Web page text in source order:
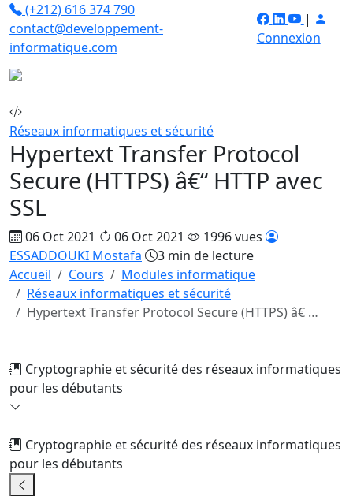
(+212) 616 374 790
contact@developpement-
informatique.com
|
Connexion
Réseaux informatiques et sécurité
Hypertext Transfer Protocol
Secure (HTTPS) â€“ HTTP avec
SSL
06 Oct 2021 06 Oct 2021
1996 vues
ESSADDOUKI Mostafa
3 min de lecture
Accueil
Cours
Modules informatique
Réseaux informatiques et sécurité
Hypertext Transfer Protocol Secure (HTTPS) â€ …
Cryptographie et sécurité des réseaux informatiques
pour les débutants
Cryptographie et sécurité des réseaux informatiques
pour les débutants